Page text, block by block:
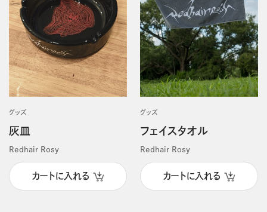
グッズ
灰皿
Redhair Rosy
カートに入れる
グッズ
フェイスタオル
Redhair Rosy
カートに入れる